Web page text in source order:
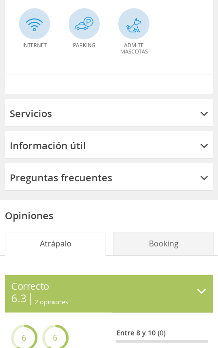
INTERNET PARKING
ADMITE
MASCOTAS
Servicios
Información útil
Preguntas frecuentes
Opiniones
Atrápalo Booking
Correcto
6.3 2 opiniones
6 6 Entre 8 y 10(0)